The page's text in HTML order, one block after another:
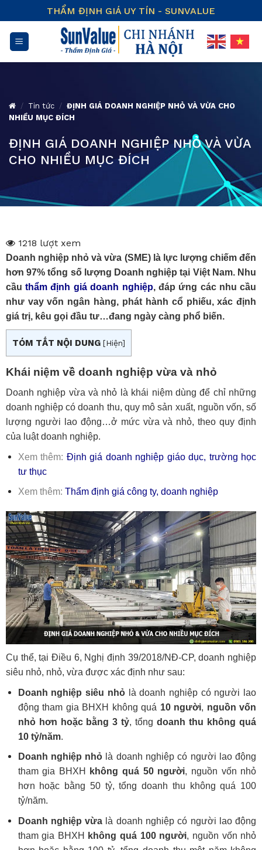
to
content
THẨM ĐỊNH GIÁ UY TÍN - SUNVALUE
/ Tin tức / ĐỊNH GIÁ DOANH NGHIỆP NHỎ VÀ VỪA CHO
NHIỀU MỤC ĐÍCH
ĐỊNH GIÁ DOANH NGHIỆP NHỎ VÀ VỪA
CHO NHIỀU MỤC ĐÍCH
1218 lượt xem
Doanh nghiệp nhỏ và vừa (SME) là lực lượng chiếm đến
hơn 97% tổng số lượng Doanh nghiệp tại Việt Nam. Nhu
cầuthẩm định giá doanh nghiệp, đáp ứng các nhu cầu
như vay vốn ngân hàng, phát hành cổ phiếu, xác định
giá trị, kêu gọi đầu tư…đang ngày càng phổ biến.
TÓM TẮT NỘI DUNG [Hiện]
Khái niệm về doanh nghiệp vừa và nhỏ
Doanh nghiệp vừa và nhỏ là khái niệm dùng để chỉ những
doanh nghiệp có doanh thu, quy mô sản xuất, nguồn vốn, số
lượng người lao động…ở mức vừa và nhỏ, theo quy định
của luật doanh nghiệp.
Xem thêm: Định giá doanh nghiệp giáo dục, trường học
tư thục
Xem thêm: Thẩm định giá công ty, doanh nghiệp
Cụ thể, tại Điều 6, Nghị định 39/2018/NĐ-CP, doanh nghiệp
siêu nhỏ, nhỏ, vừa được xác định như sau:
Doanh nghiệp siêu nhỏlà doanh nghiệp có người lao
động tham gia BHXH không quá 10 người, nguồn vốn
nhỏ hơn hoặc bằng 3 tỷ, tổngdoanh thu không quá
10 tỷ/năm.
Doanh nghiệp nhỏ là doanh nghiệp có người lao động
tham gia BHXH
không quá 50 người, nguồn vốn nhỏ
hơn hoặc bằng 50 tỷ, tổng doanh thu không quá 100
tỷ/năm.
Doanh nghiệp vừa là doanh nghiệp có người lao động
tham gia BHXH
không quá 100 người, nguồn vốn nhỏ